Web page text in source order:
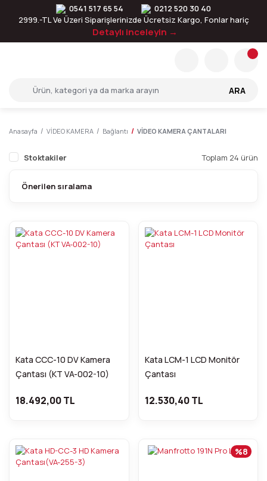
0541 517 65 54
0212 520 30 40
2999.-TL Ve Üzeri Siparişlerinizde Ücretsiz Kargo, Fonlar hariç
Detaylı inceleyin →
ARA
Anasayfa VİDEO KAMERA Bağlantı VİDEO KAMERA ÇANTALARI
Stoktakiler Toplam 24 ürün
Kata CCC-10 DV Kamera
Çantası (KT VA-002-10)
18.492,00 TL
Kata LCM-1 LCD Monitör
Çantası
12.530,40 TL
%8